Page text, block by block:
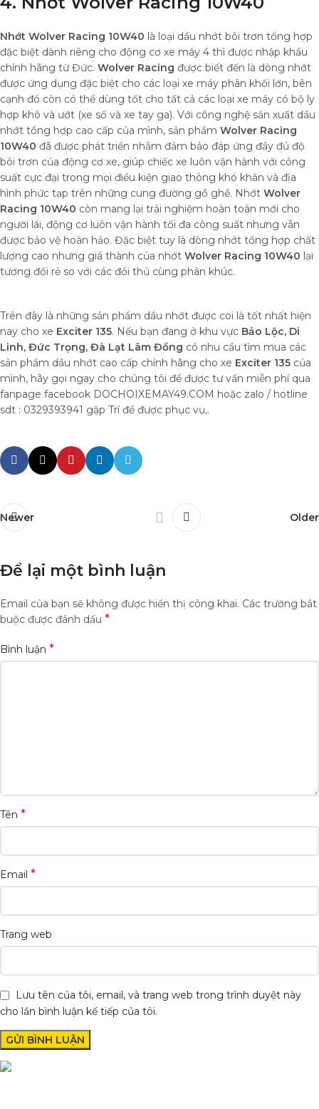
Nhớt Wolver Racing 10W40 là loại dầu nhớt bôi trơn tổng hợp
đặc biệt dành riêng cho động cơ xe máy 4 thì được nhập khẩu
chính hãng từ Đức. Wolver Racing được biết đến là dòng nhớt
được ứng dụng đặc biệt cho các loại xe máy phân khối lớn, bên
cạnh đó còn có thể dùng tốt cho tất cả các loại xe máy có bộ ly
hợp khô và ướt (xe số và xe tay ga). Với công nghệ sản xuất dầu
nhớt tổng hợp cao cấp của mình, sản phẩm Wolver Racing
10W40 đã được phát triển nhằm đảm bảo đáp ứng đầy đủ độ
bôi trơn của động cơ xe, giúp chiếc xe luôn vận hành với công
suất cực đại trong mọi điều kiện giao thông khó khăn và địa
hình phức tạp trên những cung đường gồ ghề. Nhớt Wolver
Racing 10W40 còn mang lại trải nghiệm hoàn toàn mới cho
người lái, động cơ luôn vận hành tối đa công suất nhưng vẫn
được bảo vệ hoàn hảo. Đặc biệt tuy là dòng nhớt tổng hợp chất
lượng cao nhưng giá thành của nhớt Wolver Racing 10W40 lại
tương đối rẻ so với các đối thủ cùng phân khúc.
Trên đây là những sản phẩm dầu nhớt được coi là tốt nhất hiện
nay cho xe Exciter 135. Nếu bạn đang ở khu vực Bảo Lộc, Di
Linh, Đức Trọng, Đà Lạt Lâm Đồng có nhu cầu tìm mua các
sản phẩm dầu nhớt cao cấp chính hãng cho xe Exciter 135 của
mình, hãy gọi ngay cho chúng tôi để được tư vấn miễn phí qua
fanpage facebook DOCHOIXEMAY49.COM hoặc zalo / hotline
sdt : 0329393941 gặp Trí để được phục vụ,.
Newer Older
Để lại một bình luận
Email của bạn sẽ không được hiển thị công khai. Các trường bắt
buộc được đánh dấu *
Bình luận *
Tên *
Email *
Trang web
Lưu tên của tôi, email, và trang web trong trình duyệt này
cho lần bình luận kế tiếp của tôi.